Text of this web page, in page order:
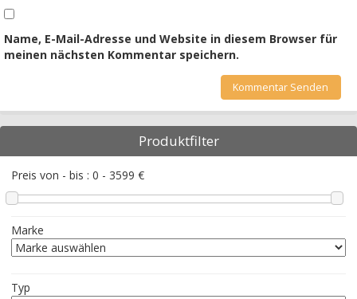
Name, E-Mail-Adresse und Website in diesem Browser für
meinen nächsten Kommentar speichern.
Produktfilter
Preis von - bis : 0 - 3599 €
Marke
Typ